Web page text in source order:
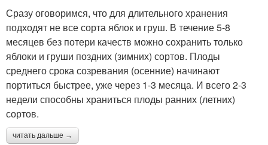
Сразу оговоримся, что для длительного хранения
подходят не все сорта яблок и груш. В течение 5-8
месяцев без потери качеств можно сохранить только
яблоки и груши поздних (зимних) сортов. Плоды
среднего срока созревания (осенние) начинают
портиться быстрее, уже через 1-3 месяца. И всего 2-3
недели способны храниться плоды ранних (летних)
сортов.
читать дальше →